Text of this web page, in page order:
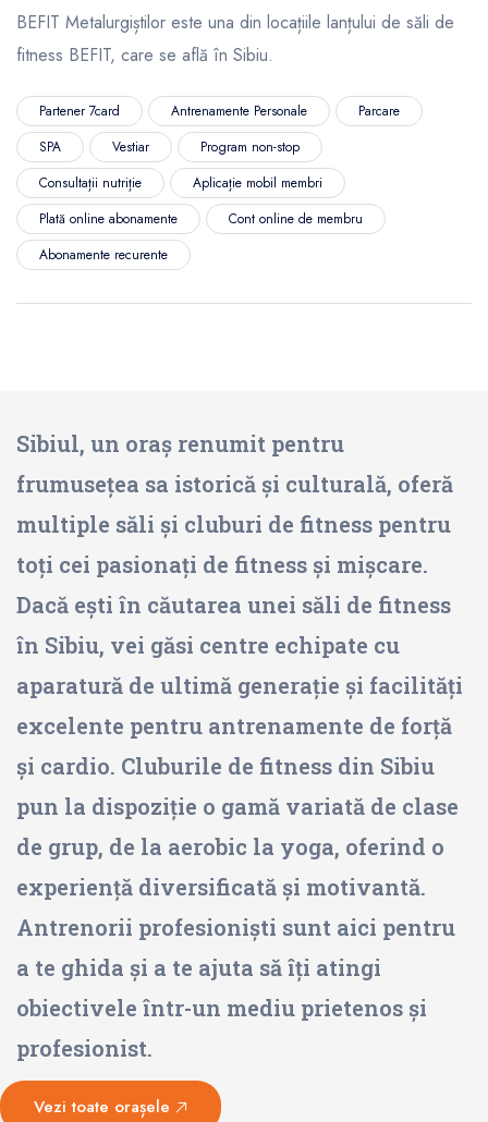
BEFIT Metalurgiștilor este una din locațiile lanțului de săli de
fitness BEFIT, care se află în Sibiu.
Partener 7card Antrenamente Personale
Parcare
SPA
Vestiar
Program non-stop
Consultații nutriție
Aplicație mobil membri
Plată online abonamente
Cont online de membru
Abonamente recurente
Sibiul, un oraș renumit pentru
frumusețea sa istorică și culturală, oferă
multiple săli și cluburi de fitness pentru
toți cei pasionați de fitness și mișcare.
Dacă ești în căutarea unei săli de fitness
în Sibiu, vei găsi centre echipate cu
aparatură de ultimă generație și facilități
excelente pentru antrenamente de forță
și cardio. Cluburile de fitness din Sibiu
pun la dispoziție o gamă variată de clase
de grup, de la aerobic la yoga, oferind o
experiență diversificată și motivantă.
Antrenorii profesioniști sunt aici pentru
a te ghida și a te ajuta să îți atingi
obiectivele într-un mediu prietenos și
profesionist.
Vezi toate orașele